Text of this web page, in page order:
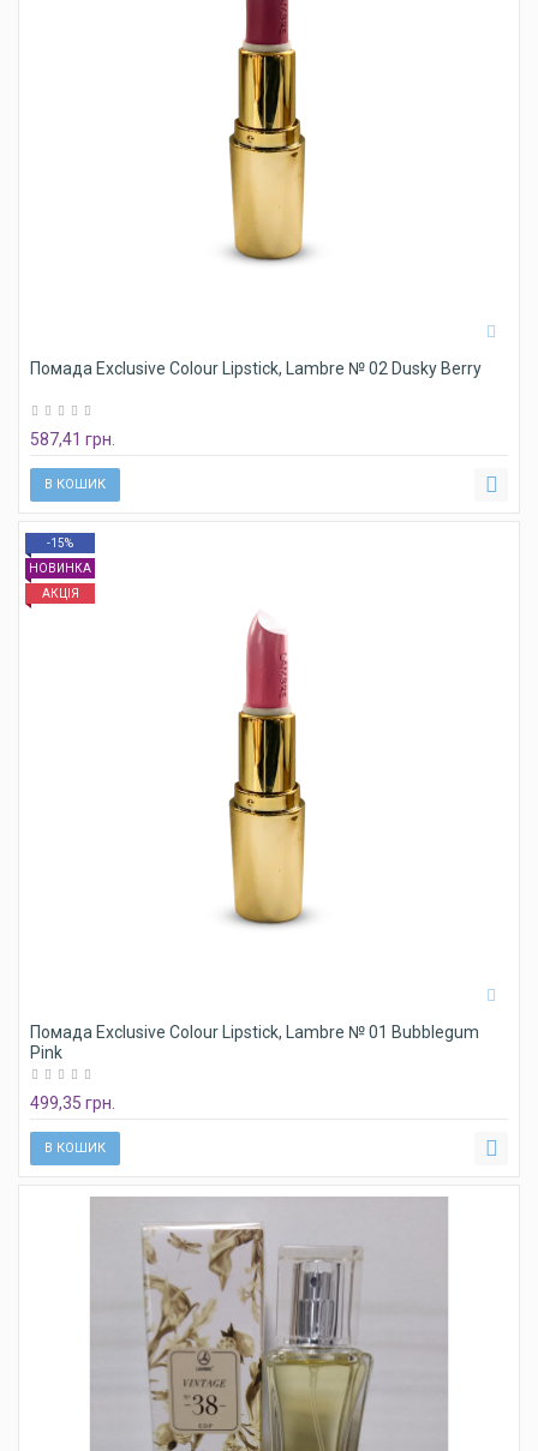
Помада Exclusive Colour Lipstick, Lambre № 02 Dusky Berry
587,41 грн.
В КОШИК
-15%
НОВИНКА
АКЦІЯ
Помада Exclusive Colour Lipstick, Lambre № 01 Bubblegum
Pink
499,35 грн.
В КОШИК